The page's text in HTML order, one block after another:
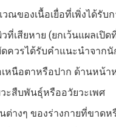
วณของเนื้อเยื่อที่เพิ่งได้รับ
ที่เสียหาย (ยกเว้นแผลเปิ
ดควรได้รับคำแนะนำจาก
หนือตาหรือปาก ด้านหน้
ะสืบพันธุ์หรืออวัยวะเพศ
ต่างๆ ของร่างกายที่ขาด